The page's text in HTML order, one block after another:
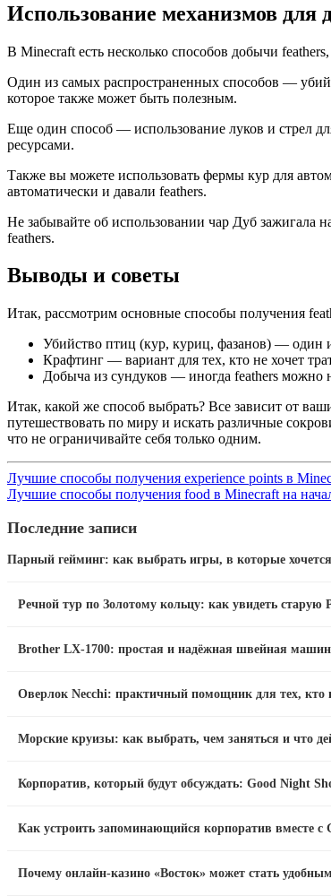
Использование механизмов для
В Minecraft есть несколько способов добычи
Один из самых распространенных способов —
которое также может быть полезным.
Еще один способ — использование луков и стрел
ресурсами.
Также вы можете использовать фермы кур для
автоматически и давали feathers.
Не забывайте об использовании чар Дуб зажигала
feathers.
Выводы и советы
Итак, рассмотрим основные способы получения
Убийство птиц (кур, куриц, фазанов) — один
Крафтинг — вариант для тех, кто не хочет
Добыча из сундуков — иногда feathers можно
Итак, какой же способ выбрать? Все зависит от
путешествовать по миру и искать различные
что не ограничивайте себя только одним.
Лучшие способы получения experience points в
Лучшие способы получения food в Minecraft на
Последние записи
Парный гейминг: как выбрать игры, в которые
Речной тур по Золотому кольцу: как увидеть старую
Brother LX-1700: простая и надёжная швейная
Оверлок Necchi: практичный помощник для тех, кто
Морские круизы: как выбрать, чем заняться и что
Корпоратив, который будут обсуждать: Good Night
Как устроить запоминающийся корпоратив вместе
Почему онлайн-казино «Восток» может стать